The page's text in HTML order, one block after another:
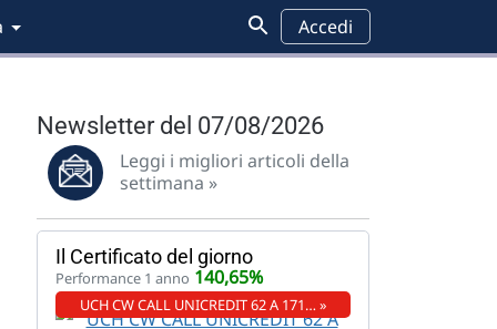
Accedi
Newsletter del 07/08/2026
Leggi i migliori articoli della
settimana »
Il Certificato del giorno
Performance 1 anno 140,65%
UCH CW CALL UNICREDIT 62 A 171… »